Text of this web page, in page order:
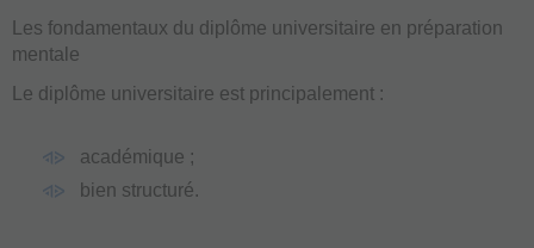
Les fondamentaux du diplôme universitaire en préparation
mentale
Le diplôme universitaire est principalement :
académique ;
bien structuré.